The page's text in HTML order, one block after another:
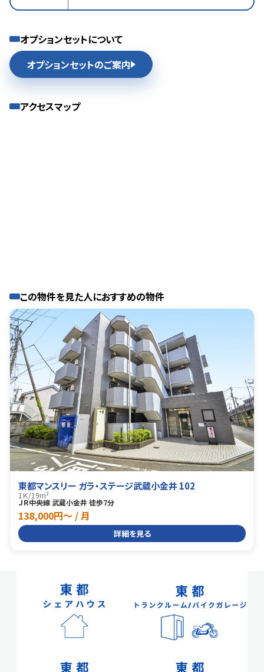
オプションセットについて
オプションセットのご案内
アクセスマップ
この物件を見た人におすすめの物件
東都マンスリー ガラ・ステージ武蔵小金井 102
1Ｋ/19m²
ＪＲ中央線 武蔵小金井 徒歩7分
138,000円〜 / 月
詳細を見る